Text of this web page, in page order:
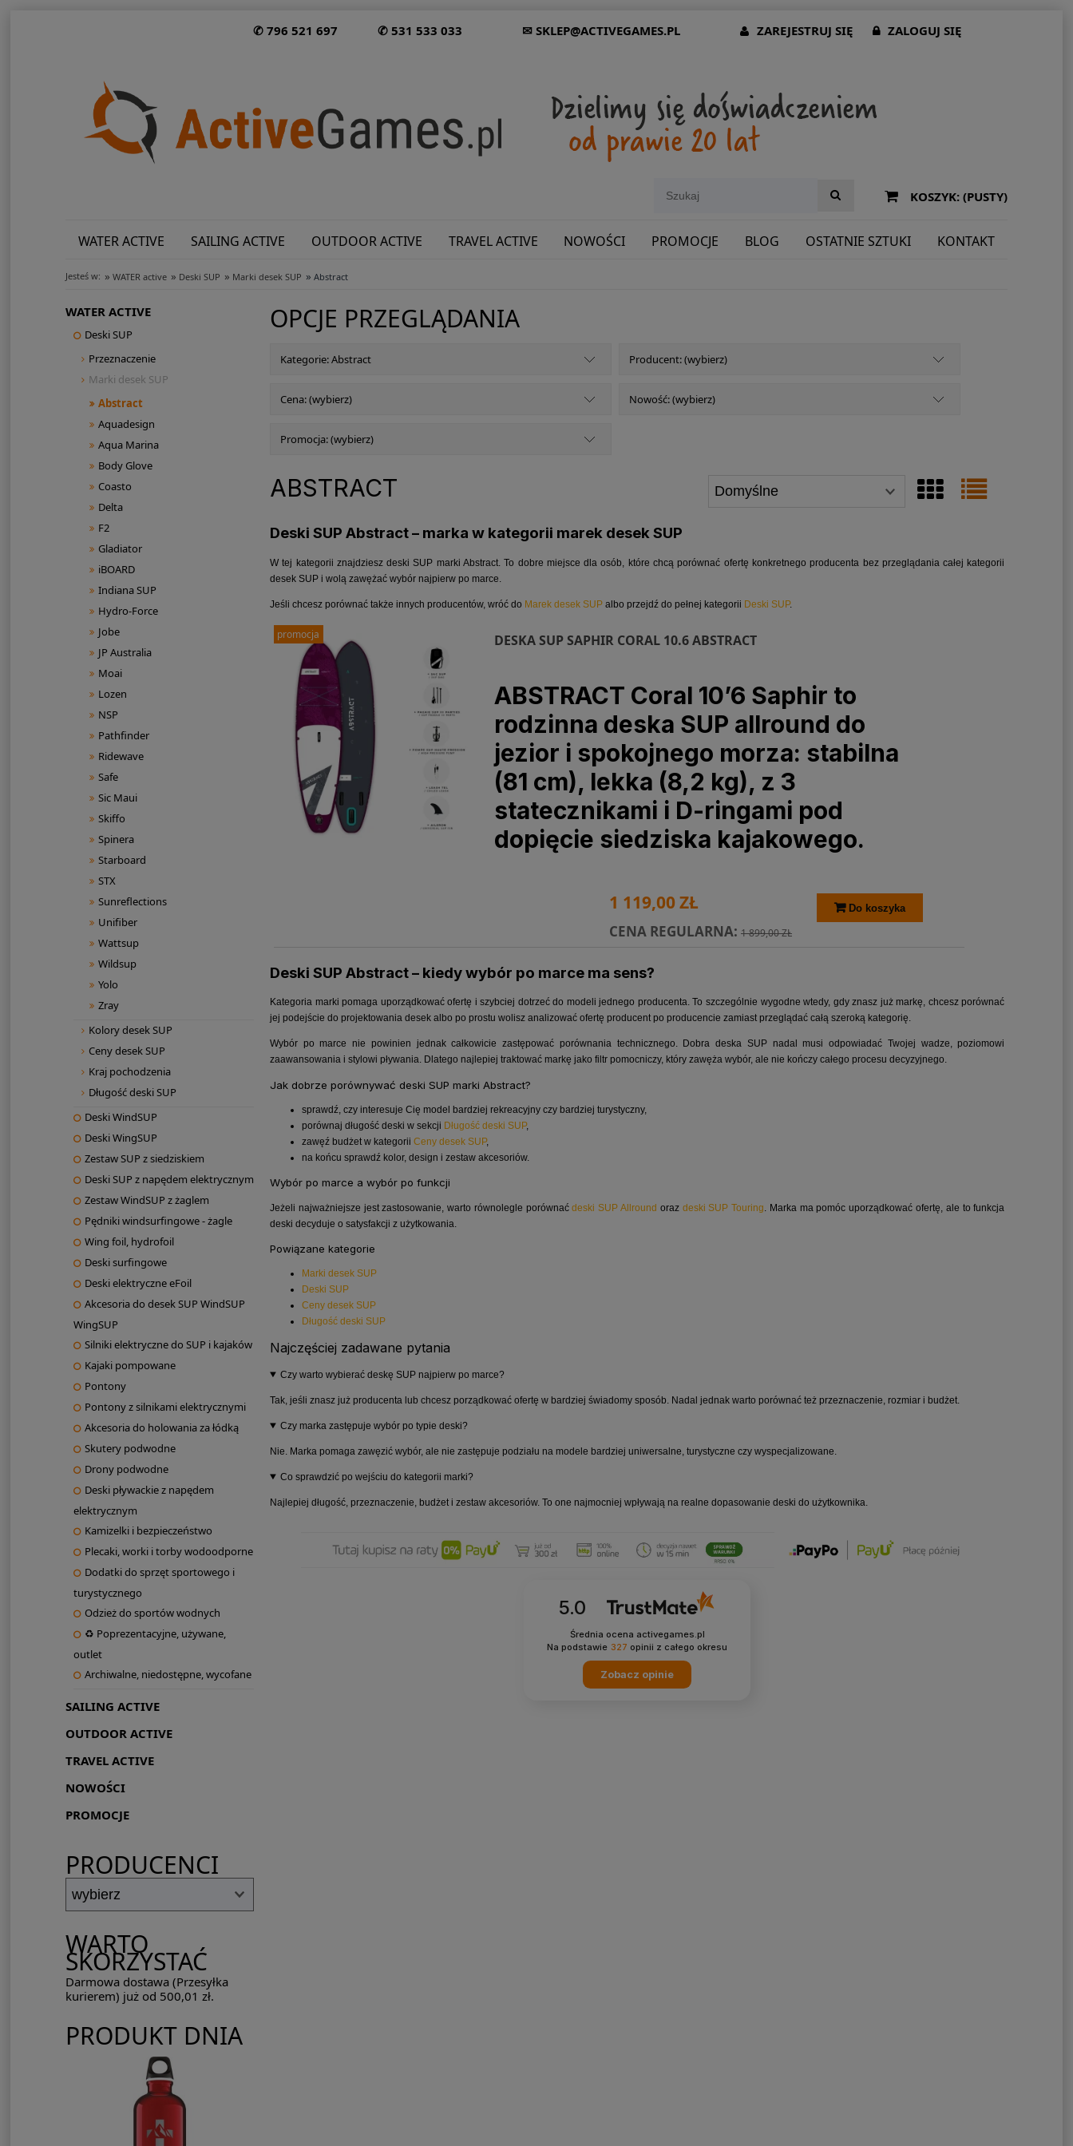
✆ 796 521 697 ✆ 531 533 033 ✉ SKLEP@ACTIVEGAMES.PL ZAREJESTRUJ SIĘ ZALOGUJ SIĘ
KOSZYK: (PUSTY)
WATER ACTIVE SAILING ACTIVE OUTDOOR ACTIVE TRAVEL ACTIVE NOWOŚCI PROMOCJE BLOG OSTATNIE SZTUKI KONTAKT
Jesteś w: » WATER active » Deski SUP » Marki desek SUP » Abstract
WATER ACTIVE
Deski SUP
Przeznaczenie
Marki desek SUP
Abstract
Aquadesign
Aqua Marina
Body Glove
Coasto
Delta
F2
Gladiator
iBOARD
Indiana SUP
Hydro-Force
Jobe
JP Australia
Moai
Lozen
NSP
Pathfinder
Ridewave
Safe
Sic Maui
Skiffo
Spinera
Starboard
STX
Sunreflections
Unifiber
Wattsup
Wildsup
Yolo
Zray
Kolory desek SUP
Ceny desek SUP
Kraj pochodzenia
Długość deski SUP
Deski WindSUP
Deski WingSUP
Zestaw SUP z siedziskiem
Deski SUP z napędem elektrycznym
Zestaw WindSUP z żaglem
Pędniki windsurfingowe - żagle
Wing foil, hydrofoil
Deski surfingowe
Deski elektryczne eFoil
Akcesoria do desek SUP WindSUP
WingSUP
Silniki elektryczne do SUP i kajaków
Kajaki pompowane
Pontony
Pontony z silnikami elektrycznymi
Akcesoria do holowania za łódką
Skutery podwodne
Drony podwodne
Deski pływackie z napędem
elektrycznym
Kamizelki i bezpieczeństwo
Plecaki, worki i torby wodoodporne
Dodatki do sprzęt sportowego i
turystycznego
Odzież do sportów wodnych
♻ Poprezentacyjne, używane,
outlet
Archiwalne, niedostępne, wycofane
SAILING ACTIVE
OUTDOOR ACTIVE
TRAVEL ACTIVE
NOWOŚCI
PROMOCJE
PRODUCENCI
WARTO
SKORZYSTAĆ
Darmowa dostawa (Przesyłka
kurierem) już od 500,01 zł.
PRODUKT DNIA
OPCJE PRZEGLĄDANIA
Kategorie: Abstract Producent: (wybierz)
Cena: (wybierz) Nowość: (wybierz)
Promocja: (wybierz)
ABSTRACT
Deski SUP Abstract – marka w kategorii marek desek SUP
W tej kategorii znajdziesz deski SUP marki Abstract. To dobre miejsce dla osób, które chcą porównać ofertę konkretnego producenta bez przeglądania całej kategorii
desek SUP i wolą zawężać wybór najpierw po marce.
Jeśli chcesz porównać także innych producentów, wróć do Marek desek SUPalbo przejdź do pełnej kategorii Deski SUP.
DESKA SUP SAPHIR CORAL 10.6 ABSTRACT
ABSTRACT Coral 10’6 Saphir to
rodzinna deska SUP allround do
jezior i spokojnego morza: stabilna
(81 cm), lekka (8,2 kg), z 3
statecznikami i D-ringami pod
dopięcie siedziska kajakowego.
1 119,00 ZŁ
CENA REGULARNA: 1 899,00 ZŁ
Do koszyka
promocja
Deski SUP Abstract – kiedy wybór po marce ma sens?
Kategoria marki pomaga uporządkować ofertę i szybciej dotrzeć do modeli jednego producenta. To szczególnie wygodne wtedy, gdy znasz już markę, chcesz porównać
jej podejście do projektowania desek albo po prostu wolisz analizować ofertę producent po producencie zamiast przeglądać całą szeroką kategorię.
Wybór po marce nie powinien jednak całkowicie zastępować porównania technicznego. Dobra deska SUP nadal musi odpowiadać Twojej wadze, poziomowi
zaawansowania i stylowi pływania. Dlatego najlepiej traktować markę jako filtr pomocniczy, który zawęża wybór, ale nie kończy całego procesu decyzyjnego.
Jak dobrze porównywać deski SUP marki Abstract?
sprawdź, czy interesuje Cię model bardziej rekreacyjny czy bardziej turystyczny,
porównaj długość deski w sekcji Długość deski SUP,
zawęź budżet w kategorii Ceny desek SUP,
na końcu sprawdź kolor, design i zestaw akcesoriów.
Wybór po marce a wybór po funkcji
Jeżeli najważniejsze jest zastosowanie, warto równolegle porównaćdeski SUP Allround oraz deski SUP Touring . Marka ma pomóc uporządkować ofertę, ale to funkcja
deski decyduje o satysfakcji z użytkowania.
Powiązane kategorie
Marki desek SUP
Deski SUP
Ceny desek SUP
Długość deski SUP
Najczęściej zadawane pytania
Czy warto wybierać deskę SUP najpierw po marce?
Tak, jeśli znasz już producenta lub chcesz porządkować ofertę w bardziej świadomy sposób. Nadal jednak warto porównać też przeznaczenie, rozmiar i budżet.
Czy marka zastępuje wybór po typie deski?
Nie. Marka pomaga zawęzić wybór, ale nie zastępuje podziału na modele bardziej uniwersalne, turystyczne czy wyspecjalizowane.
Co sprawdzić po wejściu do kategorii marki?
Najlepiej długość, przeznaczenie, budżet i zestaw akcesoriów. To one najmocniej wpływają na realne dopasowanie deski do użytkownika.
5.0
Średnia ocena activegames.pl
Na podstawie 327 opinii z całego okresu
Zobacz opinie